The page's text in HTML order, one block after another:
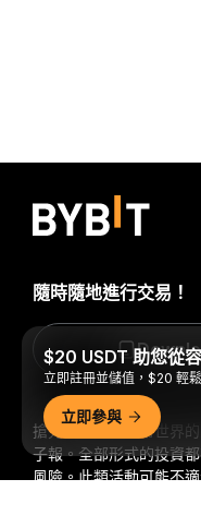
搶先掌握加密貨幣世界
子報。全部形式的投資
風險。此類活動可能不
隨時隨地進行交易！
$20 USDT 助您從
立即註冊並儲值，$20 輕
立即參與